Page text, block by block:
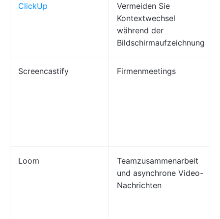
ClickUp
Vermeiden Sie
Kontextwechsel
während der
Bildschirmaufzeichnung
Screencastify Firmenmeetings
Loom
Teamzusammenarbeit
und asynchrone Video-
Nachrichten